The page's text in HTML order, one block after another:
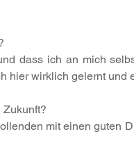
dass ich an mich
hier wirklich gelernt und
Zukunft?
mit einen guten